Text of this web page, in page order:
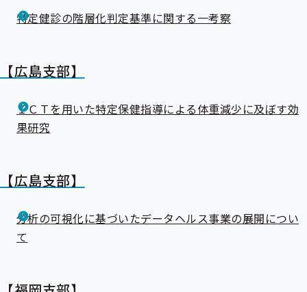
特定健診の階層化判定基準に関する一考察
【広島支部】
ＩＣＴを用いた特定保健指導による体重減少に及ぼす効
果研究
【広島支部】
分析の可視化に基づいたデータヘルス事業の展開につい
て